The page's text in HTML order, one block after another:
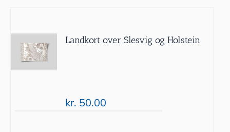
Landkort over Slesvig og Holstein
kr. 50.00